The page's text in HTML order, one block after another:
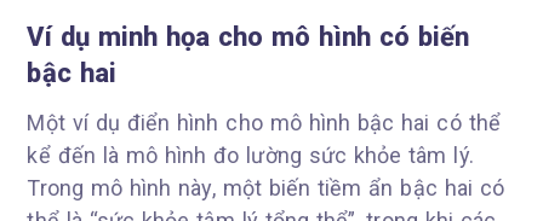
Ví dụ minh họa cho mô hình có biến
bậc hai
Một ví dụ điển hình cho mô hình bậc hai có thể
kể đến là mô hình đo lường sức khỏe tâm lý.
Trong mô hình này, một biến tiềm ẩn bậc hai có